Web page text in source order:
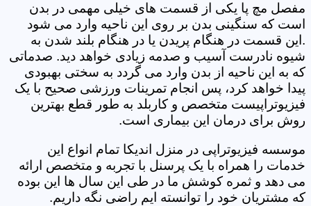
مفصل مچ پا یکی از قسمت های خیلی مهمی در بدن
است که سنگینی بدن بر روی این ناحیه وارد می شود
.این قسمت در هنگام پریدن یا در هنگام بلند شدن به
شیوه نادرست آسیب و صدمه زیادی خواهد دید. صدماتی
که به این ناحیه از بدن وارد می گردد به سختی بهبودی
پیدا خواهد کرد، پس انجام تمرینات ورزشی صحیح با یک
فیزیوتراپیست متخصص و کاربلد به طور قطع بهترین
روش برای درمان این بیماری است.
موسسه فیزیوتراپی در منزل اندیکا تمام انواع این
خدمات را همراه با یک پرسنل با تجربه و متخصص ارائه
می دهد و ثمره کوشش ما در طی این سال ها این بوده
که مشتریان خود را توانسته ایم راضی نگه داریم.